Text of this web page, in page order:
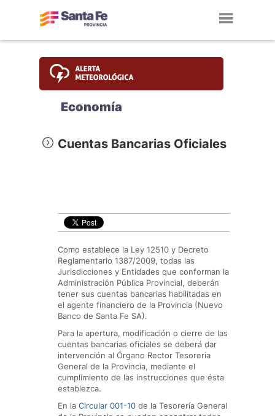
Economía
Cuentas Bancarias Oficiales
Como establece la Ley 12510 y Decreto
Reglamentario 1387/2009, todas las
Jurisdicciones y Entidades que conforman la
Administración Pública Provincial, deberán
tener sus cuentas bancarias habilitadas en
el agente financiero de la Provincia (Nuevo
Banco de Santa Fe SA).
Para la apertura, modificación o cierre de las
cuentas bancarias oficiales se deberá dar
intervención al Órgano Rector Tesorería
General de la Provincia, mediante el
cumplimiento de las instrucciones que ésta
establezca.
En la Circular 001-10 de la Tesorería General